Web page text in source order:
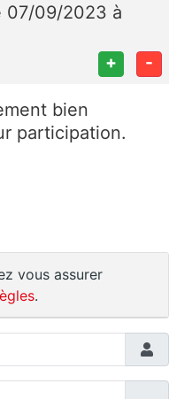
07/09/2023 à
+ -
bien
participation.
vous assurer
.